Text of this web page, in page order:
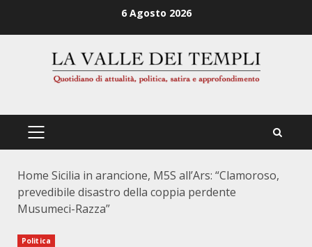
6 Agosto 2026
PRIMÄRES
Home Sicilia in arancione, M5S all’Ars: “Clamoroso,
prevedibile disastro della coppia perdente
Musumeci-Razza”
Politica